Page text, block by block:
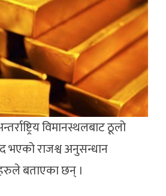
विमानस्थलबाट ठूलो
भएको राजश्व अनुसन्धान
बताएका छन् ।